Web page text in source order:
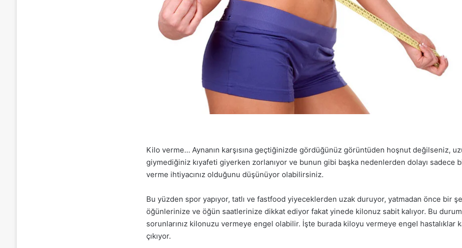
Kilo verme… Aynanın karşısına geçtiğinizde gördüğünüz görüntüden hoşnut değilseniz,
giymediğiniz kıyafeti giyerken zorlanıyor ve bunun gibi başka nedenlerden dolayı sadece
verme ihtiyacınız olduğunu düşünüyor olabilirsiniz.
Bu yüzden spor yapıyor, tatlı ve fastfood yiyeceklerden uzak duruyor, yatmadan önce bir
öğünlerinize ve öğün saatlerinize dikkat ediyor fakat yinede kilonuz sabit kalıyor. Bu
sorunlarınız kilonuzu vermeye engel olabilir. İşte burada kiloyu vermeye engel hastalıklar
çıkıyor.